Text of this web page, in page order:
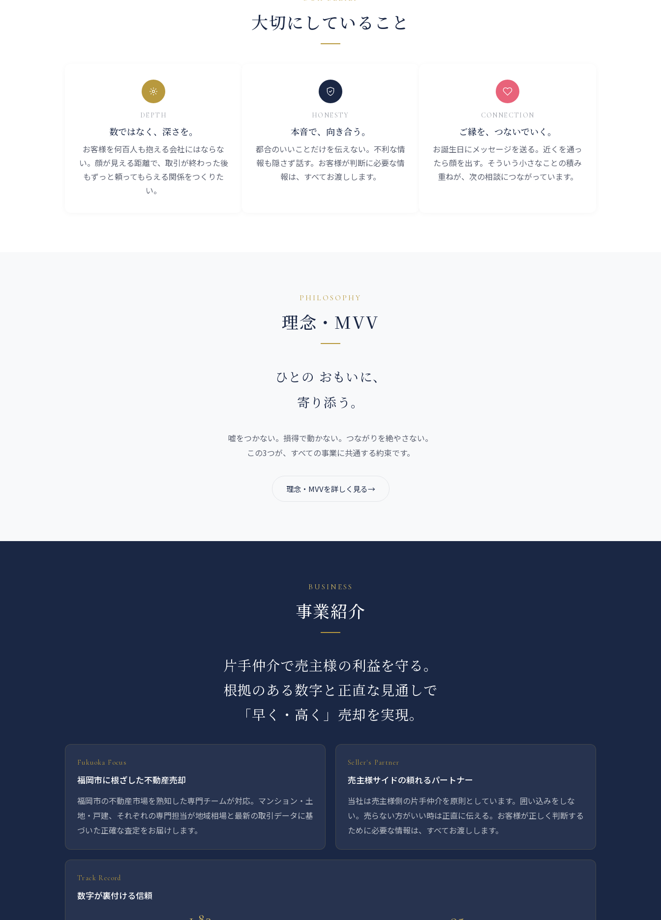
大切にしていること
DEPTH
数ではなく、深さを。
お客様を何百人も抱える会社にはならな
い。顔が見える距離で、取引が終わった後
もずっと頼ってもらえる関係をつくりた
い。
HONESTY
本音で、向き合う。
都合のいいことだけを伝えない。不利な情
報も隠さず話す。お客様が判断に必要な情
報は、すべてお渡しします。
CONNECTION
ご縁を、つないでいく。
お誕生日にメッセージを送る。近くを通っ
たら顔を出す。そういう小さなことの積み
重ねが、次の相談につながっています。
PHILOSOPHY
理念・MVV
ひとの おもいに、
寄り添う。
嘘をつかない。損得で動かない。つながりを絶やさない。
この3つが、すべての事業に共通する約束です。
理念・MVVを詳しく見る
BUSINESS
事業紹介
片手仲介で売主様の利益を守る。
根拠のある数字と正直な見通しで
「早く・高く」売却を実現。
Fukuoka Focus
福岡市に根ざした不動産売却
福岡市の不動産市場を熟知した専門チームが対応。マンション・土
地・戸建、それぞれの専門担当が地域相場と最新の取引データに基
づいた正確な査定をお届けします。
Seller's Partner
売主様サイドの頼れるパートナー
当社は売主様側の片手仲介を原則としています。囲い込みをしな
い。売らない方がいい時は正直に伝える。お客様が正しく判断する
ために必要な情報は、すべてお渡しします。
Track Record
数字が裏付ける信頼